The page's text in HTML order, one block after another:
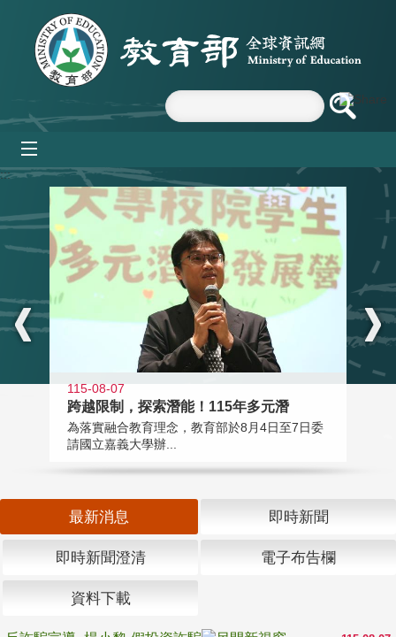
跳到主要內容區塊
:::
115-08-07
跨越限制，探索潛能！115年多元潛
為落實融合教育理念，教育部於8月4日至7日委
請國立嘉義大學辦...
最新消息 即時新聞
即時新聞澄清 電子布告欄
資料下載